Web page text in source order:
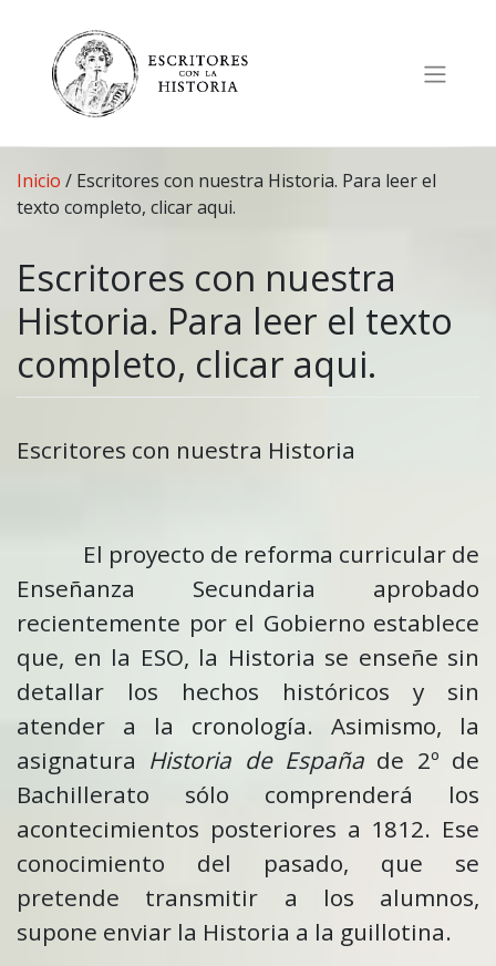
contenido
Inicio / Escritores con nuestra Historia. Para leer el
texto completo, clicar aqui.
Escritores con nuestra
Historia. Para leer el texto
completo, clicar aqui.
Escritores con nuestra Historia
El proyecto de reforma curricular de
Enseñanza Secundaria aprobado
recientemente por el Gobierno establece
que, en la ESO, la Historia se enseñe sin
detallar los hechos históricos y sin
atender a la cronología. Asimismo, la
asignatura Historia de España de 2º de
Bachillerato sólo comprenderá los
acontecimientos posteriores a 1812. Ese
conocimiento del pasado, que se
pretende transmitir a los alumnos,
supone enviar la Historia a la guillotina.